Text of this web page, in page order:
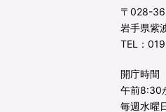
〒028-
岩手県紫
TEL：
開庁時間
午前8:30
毎週水曜